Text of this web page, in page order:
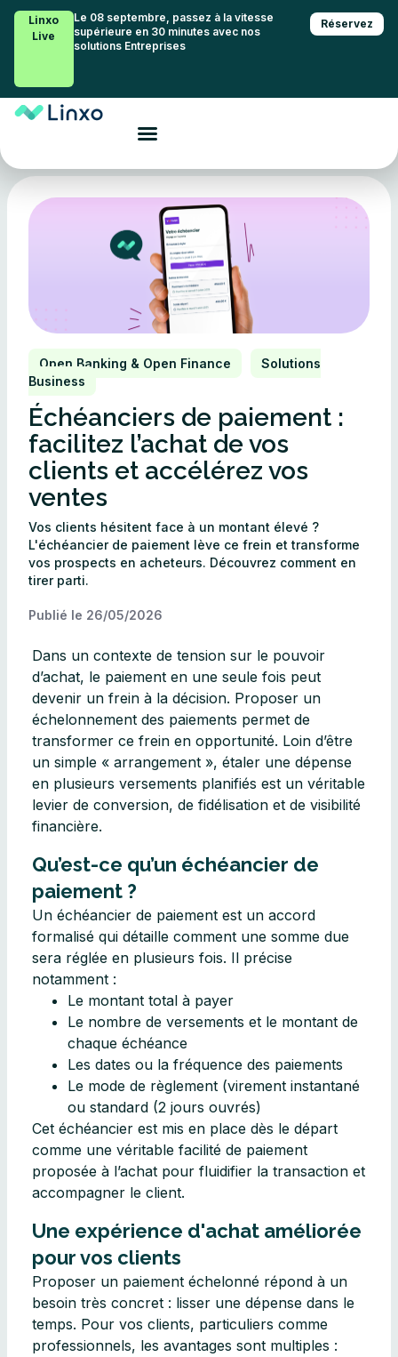
Linxo
Live
Le 08 septembre, passez à la vitesse
supérieure en 30 minutes avec nos
solutions Entreprises
Réservez
Open Banking & Open Finance
Solutions
Business
Échéanciers de paiement :
facilitez l’achat de vos
clients et accélérez vos
ventes
Vos clients hésitent face à un montant élevé ?
L'échéancier de paiement lève ce frein et transforme
vos prospects en acheteurs. Découvrez comment en
tirer parti.
Publié le 26/05/2026
Dans un contexte de tension sur le pouvoir
d’achat, le paiement en une seule fois peut
devenir un frein à la décision. Proposer un
échelonnement des paiements permet de
transformer ce frein en opportunité. Loin d’être
un simple « arrangement », étaler une dépense
en plusieurs versements planifiés est un véritable
levier de conversion, de fidélisation et de visibilité
financière.
Qu’est-ce qu’un échéancier de
paiement ?
Un échéancier de paiement est un accord
formalisé qui détaille comment une somme due
sera réglée en plusieurs fois. Il précise
notamment :
Le montant total à payer
Le nombre de versements et le montant de
chaque échéance
Les dates ou la fréquence des paiements
Le mode de règlement (virement instantané
ou standard (2 jours ouvrés)
Cet échéancier est mis en place dès le départ
comme une véritable facilité de paiement
proposée à l’achat pour fluidifier la transaction et
accompagner le client.
Une expérience d'achat améliorée
pour vos clients
Proposer un paiement échelonné répond à un
besoin très concret : lisser une dépense dans le
temps. Pour vos clients, particuliers comme
professionnels, les avantages sont multiples :